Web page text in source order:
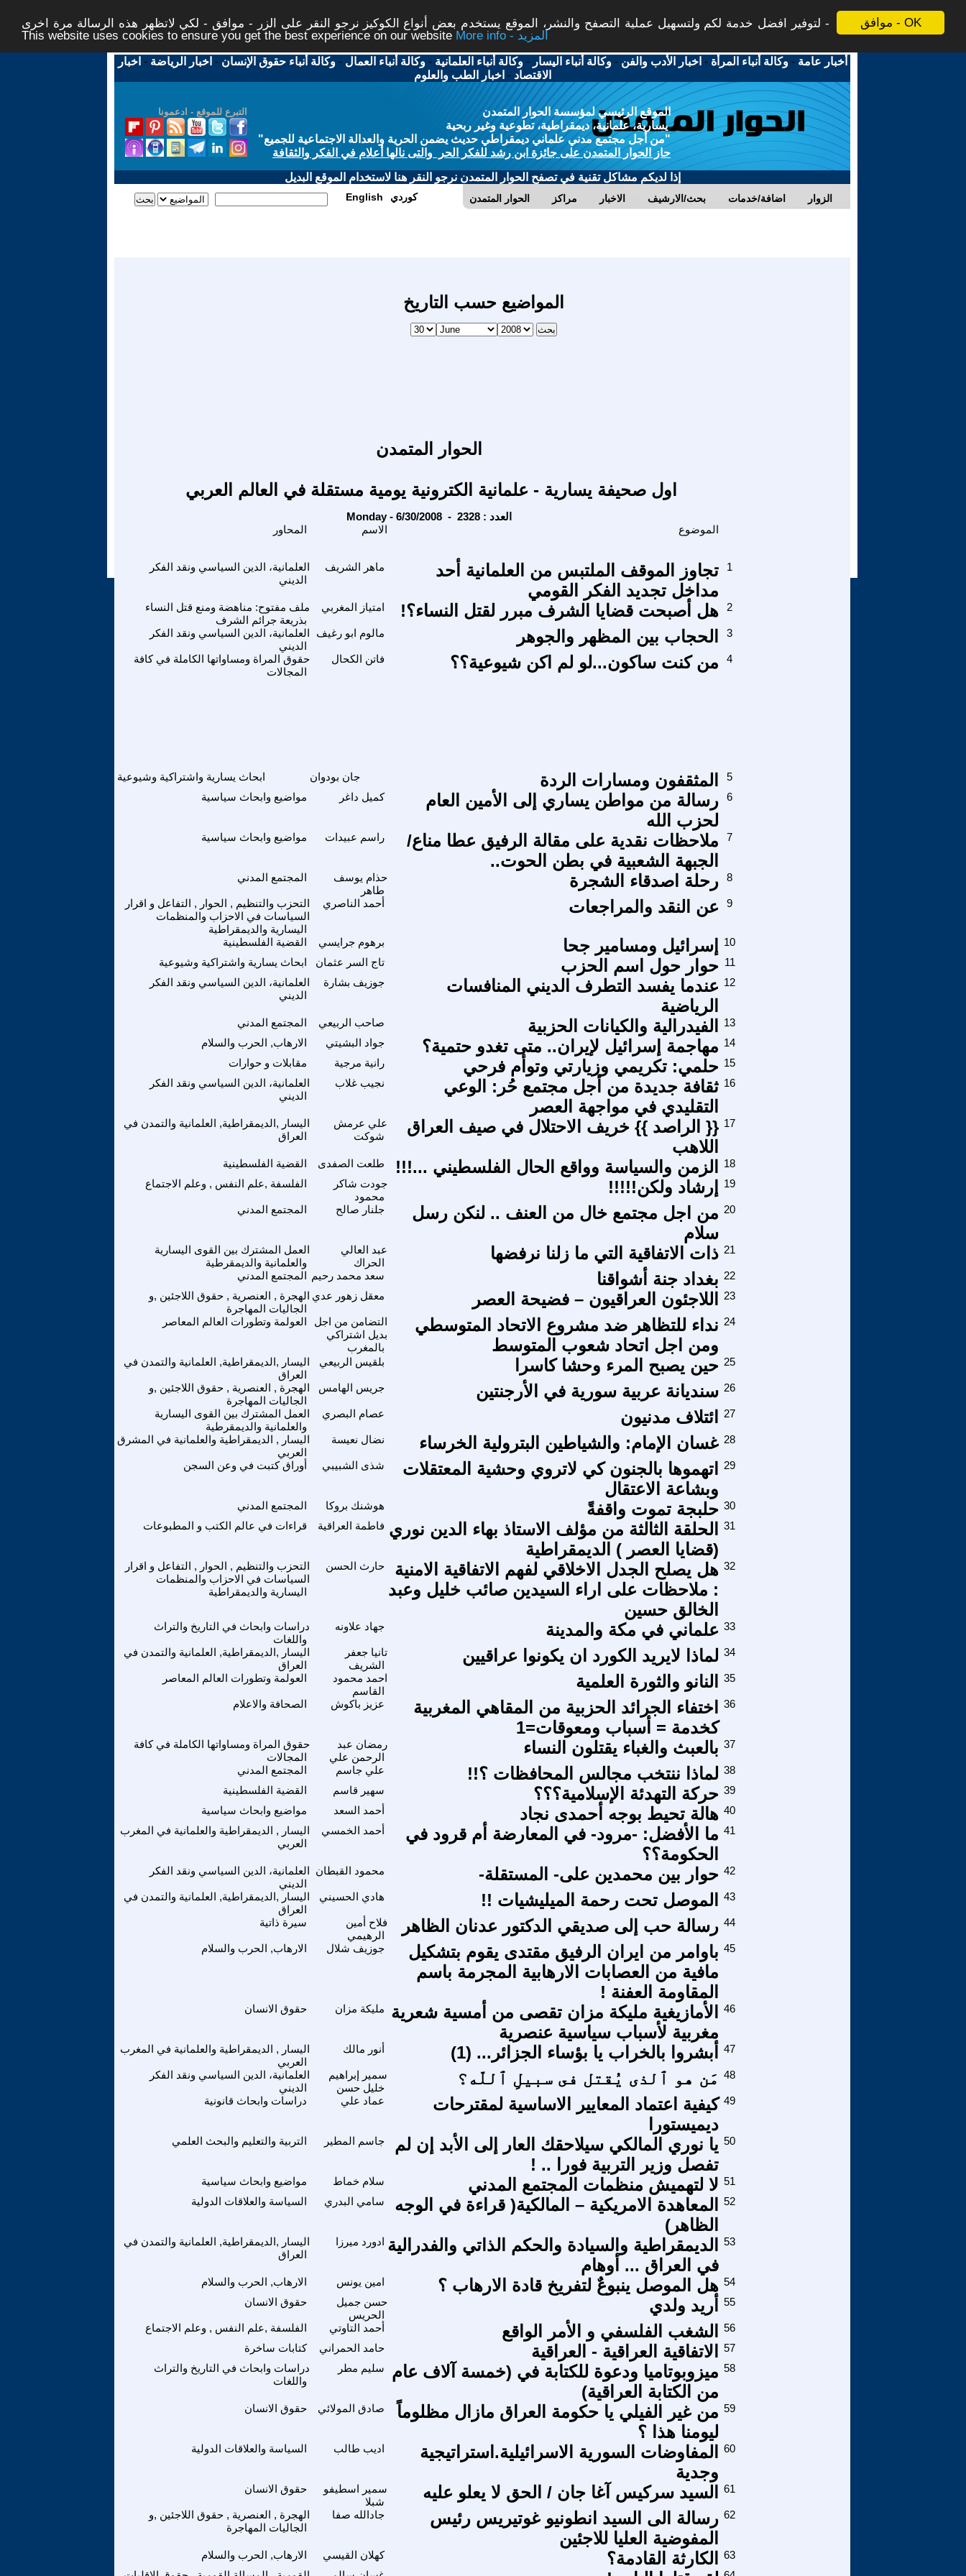
موافق - OK
لتوفير افضل خدمة لكم ولتسهيل عملية التصفح والنشر، الموقع يستخدم بعض أنواع الكوكيز نرجو النقر على الزر - موافق - لكي لاتظهر هذه الرسالة مرة اخرى -
This website uses cookies to ensure you get the best experience on our website
More info - المزيد
أخبار عامة -وكالة أنباء المرأة - اخبار الأدب والفن -وكالة أنباء اليسار -وكالة أنباء العلمانية -وكالة أنباء العمال -وكالة أنباء حقوق الإنسان - اخبار الرياضة - اخبار
الاقتصاد - اخبار الطب والعلوم
التبرع للموقع - ادعمونا
الموقع الرئيسي لمؤسسة الحوار المتمدن
يسارية، علمانية، ديمقراطية، تطوعية وغير ربحية
"من أجل مجتمع مدني علماني ديمقراطي حديث يضمن الحرية والعدالة الاجتماعية للجميع"
حاز الحوار المتمدن على جائزة ابن رشد للفكر الحر والتى نالها أعلام في الفكر والثقافة
إذا لديكم مشاكل تقنية في تصفح الحوار المتمدن نرجو النقر هنا لاستخدام الموقع البديل
الحوار المتمدن مراكز الاخبار بحث/الارشيف اضافة/خدمات الزوار English كوردي
المواضيع حسب التاريخ
الحوار المتمدن
اول صحيفة يسارية - علمانية الكترونية يومية مستقلة في العالم العربي
Monday - 6/30/2008 - العدد : 2328
الاسم الموضوع
العلمانية، الدين السياسي ونقد الفكر
الديني
ماهر الشريف
تجاوز الموقف الملتبس من العلمانية أحد
مداخل تجديد الفكر القومي
1
ملف مفتوح: مناهضة ومنع قتل النساء
بذريعة جرائم الشرف
امتياز المغربي هل أصبحت قضايا الشرف مبرر لقتل النساء؟! 2
العلمانية، الدين السياسي ونقد الفكر
الديني
مالوم ابو رغيف الحجاب بين المظهر والجوهر 3
حقوق المراة ومساواتها الكاملة في كافة
المجالات
فاتن الكحال من كنت ساكون...لو لم اكن شيوعية؟؟ 4
ابحاث يسارية واشتراكية وشيوعية جان بودوان المثقفون ومسارات الردة
5
مواضيع وابحاث سياسية
كميل داغر
رسالة من مواطن يساري إلى الأمين العام
لحزب الله
6
مواضيع وابحاث سياسية راسم عبيدات
ملاحظات نقدية على مقالة الرفيق عطا مناع/
الجبهة الشعبية في بطن الحوت..
7
المجتمع المدني
حذام يوسف
طاهر
رحلة اصدقاء الشجرة 8
التحزب والتنظيم , الحوار , التفاعل و اقرار
السياسات في الاحزاب والمنظمات
اليسارية والديمقراطية
أحمد الناصري عن النقد والمراجعات 9
القضية الفلسطينية برهوم جرايسي إسرائيل ومسامير جحا
10
ابحاث يسارية واشتراكية وشيوعية
تاج السر عثمان حوار حول اسم الحزب 11
العلمانية، الدين السياسي ونقد الفكر
الديني
جوزيف بشارة
عندما يفسد التطرف الديني المنافسات
الرياضية
12
المجتمع المدني صاحب الربيعي الفيدرالية والكيانات الحزبية
13
الارهاب, الحرب والسلام
جواد البشيتي مهاجمة إسرائيل لإيران.. متى تغدو حتمية؟ 14
مقابلات و حوارات
رانية مرجية حلمي: تكريمي وزيارتي وتوأم فرحي 15
العلمانية، الدين السياسي ونقد الفكر
الديني
نجيب غلاب
ثقافة جديدة من أجل مجتمع حُر: الوعي
التقليدي في مواجهة العصر
16
اليسار ,الديمقراطية, العلمانية والتمدن في
العراق
علي عرمش
شوكت
{{ الراصد }} خريف الاحتلال في صيف العراق
اللاهب
17
القضية الفلسطينية طلعت الصفدى الزمن والسياسة وواقع الحال الفلسطيني ...!!!
18
الفلسفة ,علم النفس , وعلم الاجتماع
جودت شاكر
محمود
إرشاد ولكن!!!!! 19
المجتمع المدني جلنار صالح
من اجل مجتمع خال من العنف .. لنكن رسل
سلام
20
العمل المشترك بين القوى اليسارية
والعلمانية والديمقرطية
عبد العالي
الحراك
ذات الاتفاقية التي ما زلنا نرفضها 21
المجتمع المدني سعد محمد رحيم بغداد جنة أشواقنا 22
الهجرة , العنصرية , حقوق اللاجئين ,و
الجاليات المهاجرة
معقل زهور عدي اللاجئون العراقيون – فضيحة العصر 23
العولمة وتطورات العالم المعاصر
التضامن من اجل
بديل اشتراكي
بالمغرب
نداء للتظاهر ضد مشروع الاتحاد المتوسطي
ومن اجل اتحاد شعوب المتوسط
24
اليسار ,الديمقراطية, العلمانية والتمدن في
العراق
بلقيس الربيعي حين يصبح المرء وحشا كاسرا 25
الهجرة , العنصرية , حقوق اللاجئين ,و
الجاليات المهاجرة
جريس الهامس سنديانة عربية سورية في الأرجنتين 26
العمل المشترك بين القوى اليسارية
والعلمانية والديمقرطية
عصام البصري ائتلاف مدنيون 27
اليسار , الديمقراطية والعلمانية في المشرق
العربي
نضال نعيسة غسان الإمام: والشياطين البترولية الخرساء 28
أوراق كتبت في وعن السجن شذى الشبيبي
اتهموها بالجنون كي لاتروي وحشية المعتقلات
وبشاعة الاعتقال
29
المجتمع المدني هوشنك بروكا حلبجة تموت واقفةً 30
قراءات في عالم الكتب و المطبوعات
فاطمة العراقية الحلقة الثالثة من مؤلف الاستاذ بهاء الدين نوري
(قضايا العصر ) الديمقراطية
31
التحزب والتنظيم , الحوار , التفاعل و اقرار
السياسات في الاحزاب والمنظمات
اليسارية والديمقراطية
حارث الحسن
هل يصلح الجدل الاخلاقي لفهم الاتفاقية الامنية
: ملاحظات على اراء السيدين صائب خليل وعبد
الخالق حسين
32
دراسات وابحاث في التاريخ والتراث
واللغات
جهاد علاونه علماني في مكة والمدينة 33
اليسار ,الديمقراطية, العلمانية والتمدن في
العراق
تانيا جعفر
الشريف
لماذا لايريد الكورد ان يكونوا عراقيين 34
العولمة وتطورات العالم المعاصر
احمد محمود
القاسم
النانو والثورة العلمية 35
الصحافة والاعلام عزيز باكوش
اختفاء الجرائد الحزبية من المقاهي المغربية
كخدمة = أسباب ومعوقات=1
36
حقوق المراة ومساواتها الكاملة في كافة
المجالات
رمضان عبد
الرحمن علي
بالعبث والغباء يقتلون النساء 37
المجتمع المدني علي جاسم لماذا ننتخب مجالس المحافظات ؟!! 38
القضية الفلسطينية
سهير قاسم حركة التهدئة الإسلامية؟؟؟ 39
مواضيع وابحاث سياسية
أحمد السعد هالة تحيط بوجه أحمدى نجاد 40
اليسار , الديمقراطية والعلمانية في المغرب
العربي
أحمد الخمسي
ما الأفضل: -مرود- في المعارضة أم قرود في
الحكومة؟؟
41
العلمانية، الدين السياسي ونقد الفكر
الديني
محمود القبطان حوار بين محمدين على- المستقلة- 42
اليسار ,الديمقراطية, العلمانية والتمدن في
العراق
هادي الحسيني الموصل تحت رحمة الميليشيات !! 43
سيرة ذاتية
فلاح أمين
الرهيمي
رسالة حب إلى صديقي الدكتور عدنان الظاهر 44
الارهاب, الحرب والسلام جوزيف شلال
باوامر من ايران الرفيق مقتدى يقوم بتشكيل
مافية من العصابات الارهابية المجرمة باسم
المقاومة العفنة !
45
حقوق الانسان مليكة مزان
الأمازيغية مليكة مزان تقصى من أمسية شعرية
مغربية لأسباب سياسية عنصرية
46
اليسار , الديمقراطية والعلمانية في المغرب
العربي
أنور مالك أبشروا بالخراب يا بؤساء الجزائر... (1) 47
العلمانية، الدين السياسي ونقد الفكر
الديني
سمير إبراهيم
خليل حسن
مَن هو ٱلذى يُقتل فى سبيلِ ٱللّه؟ 48
دراسات وابحاث قانونية عماد علي
كيفية اعتماد المعايير الاساسية لمقترحات
ديميستورا
49
التربية والتعليم والبحث العلمي جاسم المطير
يا نوري المالكي سيلاحقك العار إلى الأبد إن لم
تفصل وزير التربية فورا ..‍ !
50
مواضيع وابحاث سياسية سلام خماط لا لتهميش منظمات المجتمع المدني 51
السياسة والعلاقات الدولية
سامي البدري
المعاهدة الامريكية – المالكية( قراءة في الوجه
الظاهر)
52
اليسار ,الديمقراطية, العلمانية والتمدن في
العراق
ادورد ميرزا الديمقراطية والسيادة والحكم الذاتي والفدرالية
في العراق ... أوهام
53
الارهاب, الحرب والسلام امين يونس هل الموصل ينبوعٌ لتفريخ قادة الارهاب ؟ 54
حقوق الانسان
حسن جميل
الحريس
أريد ولدي 55
الفلسفة ,علم النفس , وعلم الاجتماع أحمد التاوتي الشغب الفلسفي و الأمر الواقع
56
كتابات ساخرة
حامد الحمراني الاتفاقية العراقية - العراقية
57
دراسات وابحاث في التاريخ والتراث
واللغات
سليم مطر
ميزوبوتاميا ودعوة للكتابة في (خمسة آلاف عام
من الكتابة العراقية)
58
حقوق الانسان صادق المولائي
من غير الفيلي يا حكومة العراق مازال مظلوماً
ليومنا هذا ؟
59
السياسة والعلاقات الدولية اديب طالب
المفاوضات السورية الاسرائيلية.استراتيجية
وجدية
60
حقوق الانسان
سمير اسطيفو
شبلا
السيد سركيس آغا جان / الحق لا يعلو عليه 61
الهجرة , العنصرية , حقوق اللاجئين ,و
الجاليات المهاجرة
جادالله صفا
رسالة الى السيد انطونيو غوتيريس رئيس
المفوضية العليا للاجئين
62
الارهاب, الحرب والسلام كهلان القيسي الكارثة القادمة؟
63